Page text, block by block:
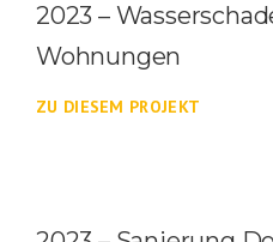
2023 –
Wohnungen
ZU DIESEM PROJEKT